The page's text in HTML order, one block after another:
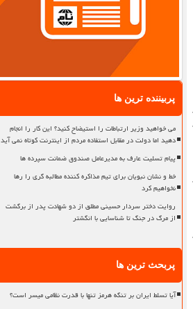
پربیننده ترین ها
می خواهید وزیر ارتباطات را استیضاح کنید؟ این کار را انجام
دهید اما دولت در مقابل استفاده مردم از اینترنت کوتاه نمی آید
پیام تسلیت عارف به مدیرعامل صندوق ضمانت سپرده ها
خط و نشان نبویان برای تیم مذاکره کننده مطالبه گری را رها
نخواهیم کرد
روایت دختر سردار حسینی مطلق از دو شهادت پدر از برگشت
از مرگ در جنگ تا شناسایی با انگشتر
پربحث ترین ها
آیا تسلط ایران بر تنگه هرمز تنها با قدرت نظامی میسر است؟